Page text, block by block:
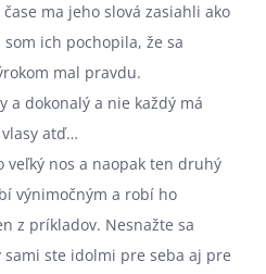
ma jeho slová zasiahli ako
ich pochopila, že sa
mal pravdu.
a dokonalý a nie každý má
atď…
veľký nos a naopak ten druhý
výnimočným a robí ho
z príkladov. Nesnažte sa
sami ste idolmi pre seba aj pre